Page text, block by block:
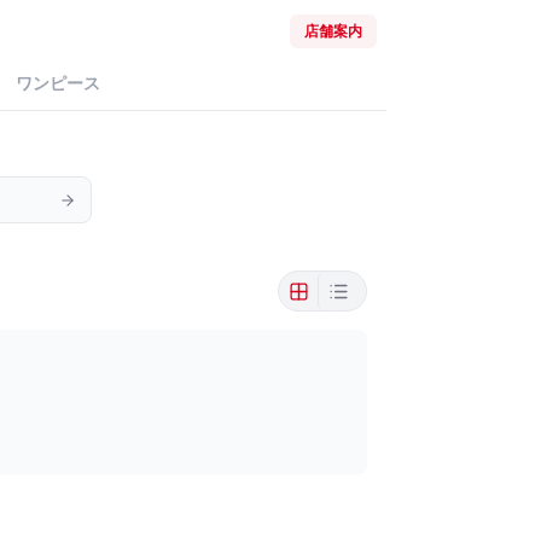
店舗案内
ワンピース